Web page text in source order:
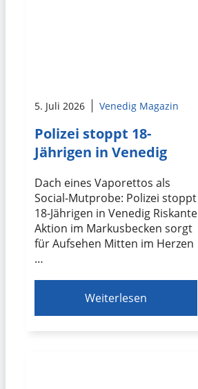
5. Juli 2026 Venedig Magazin
Polizei stoppt 18-
Jährigen in Venedig
Dach eines Vaporettos als
Social-Mutprobe: Polizei stoppt
18-Jährigen in Venedig Riskante
Aktion im Markusbecken sorgt
für Aufsehen Mitten im Herzen
…
Weiterlesen